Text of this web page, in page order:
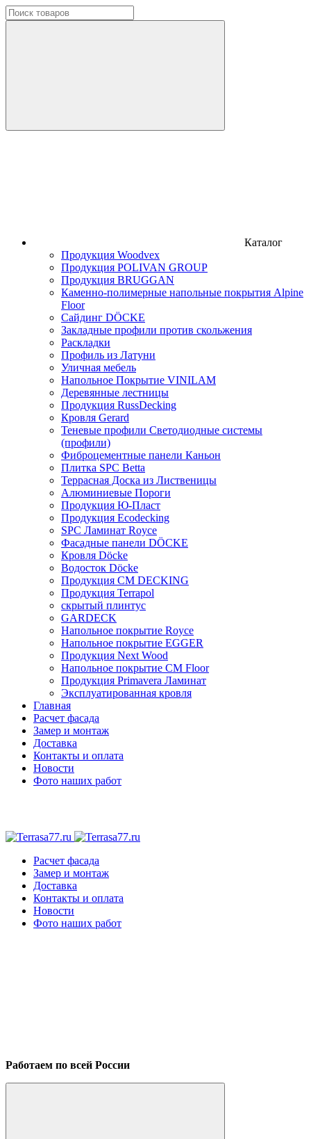
Каталог
Продукция Woodvex
Продукция POLIVAN GROUP
Продукция BRUGGAN
Каменно-полимерные напольные покрытия Alpine
Floor
Сайдинг DÖCKE
Закладные профили против скольжения
Раскладки
Профиль из Латуни
Уличная мебель
Напольное Покрытие VINILAM
Деревянные лестницы
Продукция RussDecking
Кровля Gerard
Теневые профили Светодиодные системы
(профили)
Фиброцементные панели Каньон
Плитка SPC Betta
Террасная Доска из Лиственицы
Алюминиевые Пороги
Продукция Ю-Пласт
Продукция Ecodecking
SPC Ламинат Royce
Фасадные панели DÖCKE
Кровля Döcke
Водосток Döcke
Продукция CM DECKING
Продукция Terrapol
скрытый плинтус
GARDECK
Напольное покрытие Royce
Напольное покрытие EGGER
Продукция Next Wood
Напольное покрытие CM Floor
Продукция Primavera Ламинат
Эксплуатированная кровля
Главная
Расчет фасада
Замер и монтаж
Доставка
Контакты и оплата
Новости
Фото наших работ
Расчет фасада
Замер и монтаж
Доставка
Контакты и оплата
Новости
Фото наших работ
Работаем по всей России